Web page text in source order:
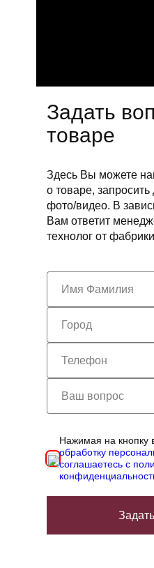
Задать
товаре
Здесь Вы можете
о товаре,
фото/видео. В
Вам ответит
технолог от
Нажимая на кнопку
обработку
соглашаетесь с